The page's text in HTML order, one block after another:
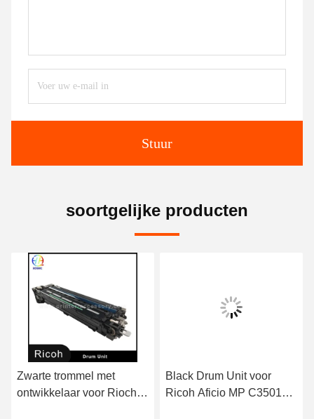
Stuur
soortgelijke producten
Zwarte trommel met
ontwikkelaar voor Rioch
Black Drum Unit voor
Ricoh Aficio MP C3501